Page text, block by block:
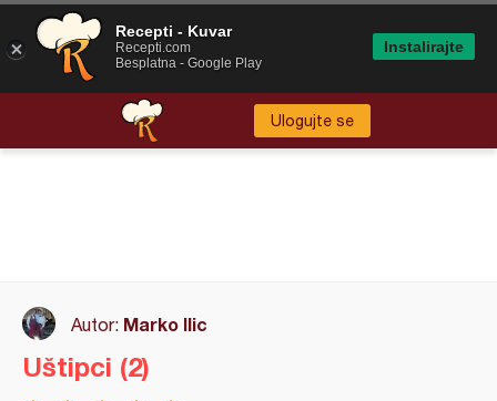
Ulogujte se
Autor: Marko Ilic
Uštipci (2)
Recepti - Kuvar
Recepti.com
Besplatna - Google Play
Instalirajte